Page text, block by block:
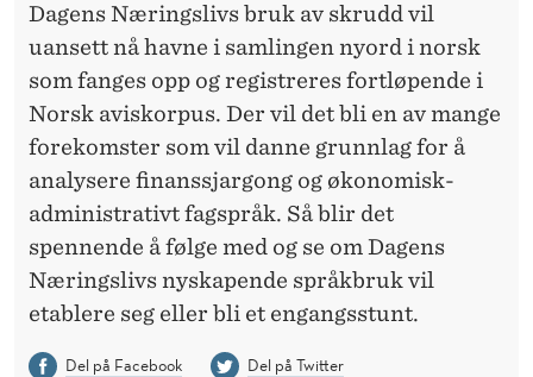
Dagens Næringslivs bruk av skrudd vil
uansett nå havne i samlingen nyord i norsk
som fanges opp og registreres fortløpende i
Norsk aviskorpus. Der vil det bli en av mange
forekomster som vil danne grunnlag for å
analysere finanssjargong og økonomisk-
administrativt fagspråk. Så blir det
spennende å følge med og se om Dagens
Næringslivs nyskapende språkbruk vil
etablere seg eller bli et engangsstunt.
Del på Facebook
Del på Twitter